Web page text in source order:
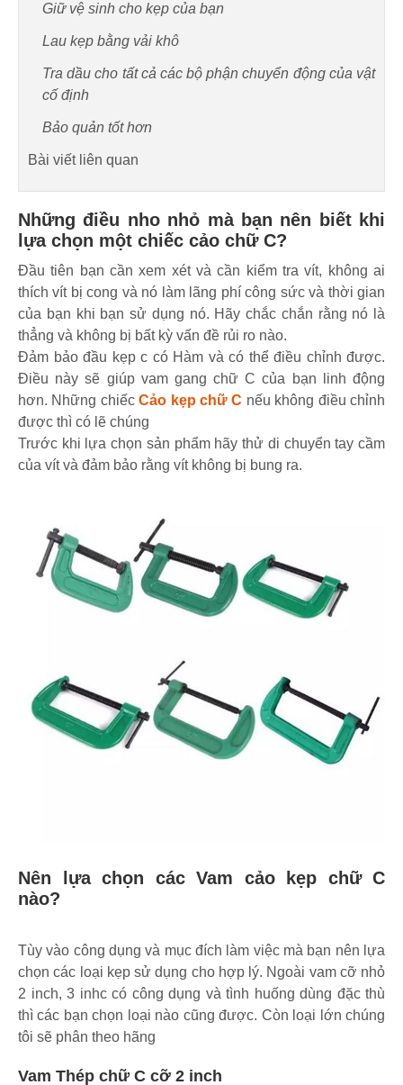
Giữ vệ sinh cho kẹp của bạn
Lau kẹp bằng vải khô
Tra dầu cho tất cả các bộ phận chuyển động của vật
cố định
Bảo quản tốt hơn
Bài viết liên quan
Những điều nho nhỏ mà bạn nên biết khi
lựa chọn một chiếc cảo chữ C?
Đầu tiên bạn cần xem xét và cần kiểm tra vít, không ai
thích vít bị cong và nó làm lãng phí công sức và thời gian
của bạn khi bạn sử dụng nó. Hãy chắc chắn rằng nó là
thẳng và không bị bất kỳ vấn đề rủi ro nào.
Đảm bảo đầu kẹp c có Hàm và có thể điều chỉnh được.
Điều này sẽ giúp vam gang chữ C của bạn linh động
hơn. Những chiếcCảo kẹp chữ C nếu không điều chỉnh
được thì có lẽ chúng
Trước khi lựa chọn sản phẩm hãy thử di chuyển tay cầm
của vít và đảm bảo rằng vít không bị bung ra.
Nên lựa chọn các Vam cảo kẹp chữ C
nào?
Tùy vào công dụng và mục đích làm việc mà bạn nên lựa
chọn các loại kẹp sử dụng cho hợp lý. Ngoài vam cỡ nhỏ
2 inch, 3 inhc có công dụng và tình huống dùng đặc thù
thì các bạn chọn loại nào cũng được. Còn loại lớn chúng
tôi sẽ phân theo hãng
Vam Thép chữ C cỡ 2 inch